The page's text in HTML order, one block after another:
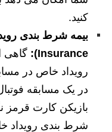
کنید.
Insurance):
گاهی
رویداد خاص در
در یک مسابقه
بازیکن کارت قرمز
شرط بندی رویداد